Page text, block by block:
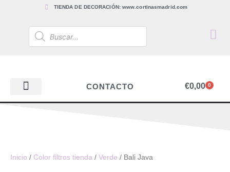
TIENDA DE DECORACIÓN: www.cortinasmadrid.com
CONTACTO €0,00 0
Inicio / Color filtros tienda / Verde / Bali Java